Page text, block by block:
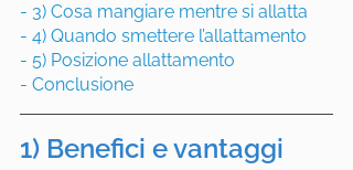
- 3) Cosa mangiare mentre si allatta
- 4) Quando smettere l’allattamento
- 5) Posizione allattamento
- Conclusione
1) Benefici e vantaggi